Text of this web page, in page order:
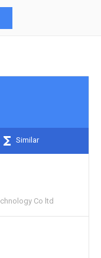
Similar
Co ltd